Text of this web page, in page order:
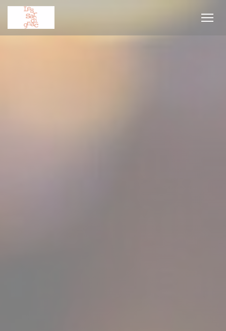
Personnalisation de vos choix en matière de cookies